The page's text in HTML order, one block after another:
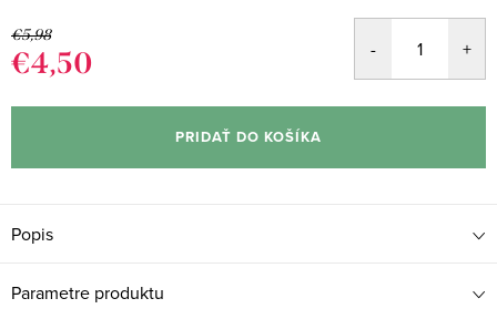
€5,98
€4,50
cena:
PRIDAŤ DO KOŠÍKA
Popis
Parametre produktu